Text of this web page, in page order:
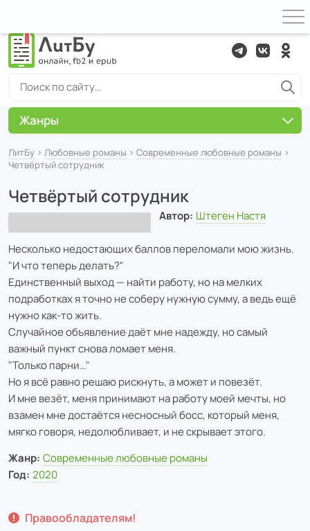
ЛитБу › Любовные романы › Современные любовные романы ›
Четвёртый сотрудник
Четвёртый сотрудник
Автор: Штеген Настя
Несколько недостающих баллов переломали мою жизнь.
"И что теперь делать?"
Единственный выход — найти работу, но на мелких
подработках я точно не соберу нужную сумму, а ведь ещё
нужно как-то жить.
Случайное объявление даёт мне надежду, но самый
важный пункт снова ломает меня.
"Только парни…"
Но я всё равно решаю рискнуть, а может и повезёт.
И мне везёт, меня принимают на работу моей мечты, но
взамен мне достаётся несносный босс, который меня,
мягко говоря, недолюбливает, и не скрывает этого.
Жанр: Современные любовные романы
Год: 2020
Правообладателям!
Жанры